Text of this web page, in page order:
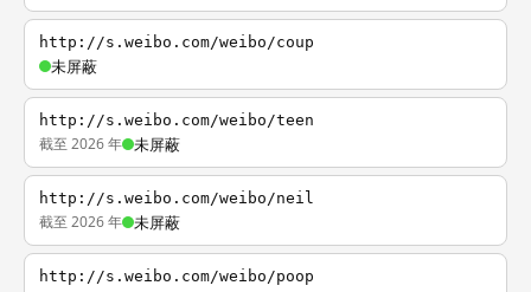
http://s.weibo.com/weibo/coup
未屏蔽
http://s.weibo.com/weibo/teen
截至 2026 年 未屏蔽
http://s.weibo.com/weibo/neil
截至 2026 年 未屏蔽
http://s.weibo.com/weibo/poop